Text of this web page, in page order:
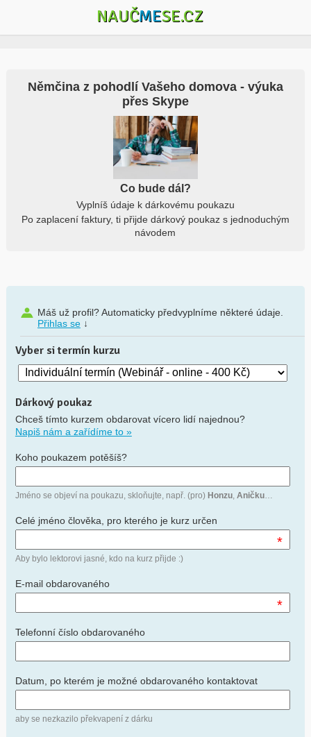
NAUČMESE.CZ
Němčina z pohodlí Vašeho domova - výuka
přes Skype
Co bude dál?
Vyplníš údaje k dárkovému poukazu
Po zaplacení faktury, ti přijde dárkový poukaz s jednoduchým
návodem
Máš už profil? Automaticky předvyplníme některé údaje.
Přihlas se↓
Vyber si termín kurzu
Dárkový poukaz
Chceš tímto kurzem obdarovat vícero lidí najednou?
Napiš nám a zařídíme to »
Koho poukazem potěšíš?
Jméno se objeví na poukazu, skloňujte, např. (pro) Honzu, Aničku…
Celé jméno člověka, pro kterého je kurz určen
*
Aby bylo lektorovi jasné, kdo na kurz přijde :)
E-mail obdarovaného
*
Telefonní číslo obdarovaného
Datum, po kterém je možné obdarovaného kontaktovat
aby se nezkazilo překvapení z dárku